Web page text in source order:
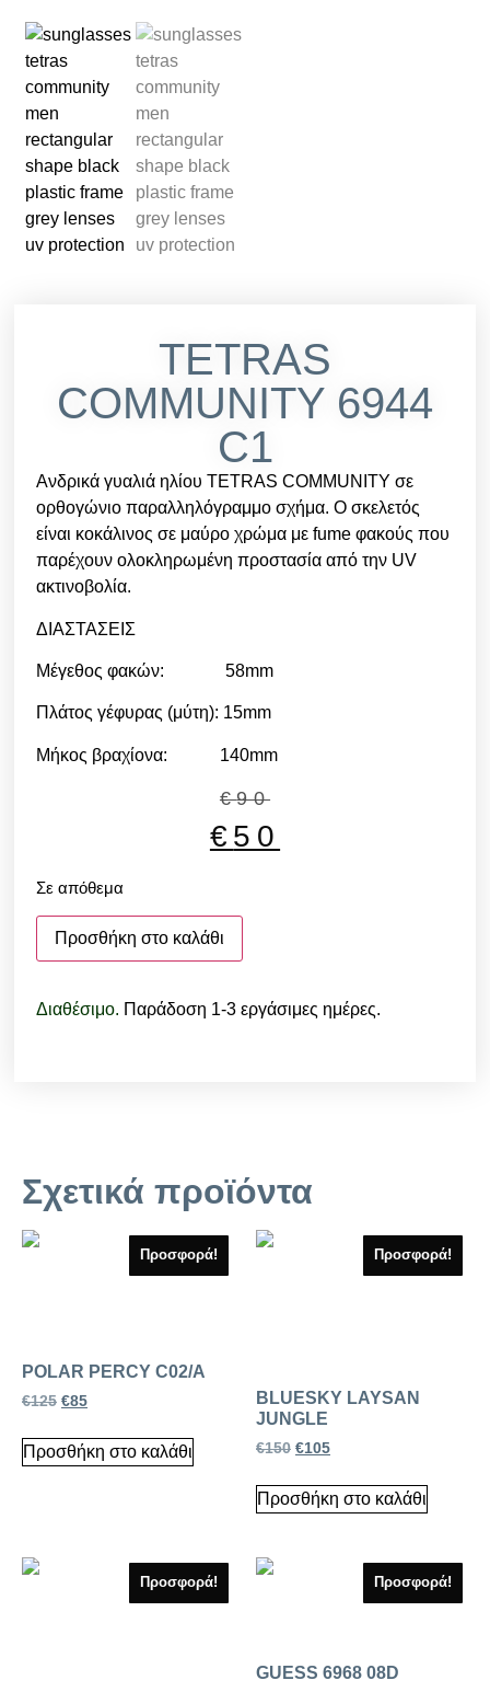
TETRAS
COMMUNITY 6944
C1
Ανδρικά γυαλιά ηλίου TETRAS COMMUNITY σε
ορθογώνιο παραλληλόγραμμο σχήμα. Ο σκελετός
είναι κοκάλινος σε μαύρο χρώμα με fume φακούς που
παρέχουν ολοκληρωμένη προστασία από την UV
ακτινοβολία.
ΔΙΑΣΤΑΣΕΙΣ
Μέγεθος φακών: 58mm
Πλάτος γέφυρας (μύτη): 15mm
Μήκος βραχίονα: 140mm
€90
€ 50
Σε απόθεμα
Προσθήκη στο καλάθι
Διαθέσιμο. Παράδοση 1-3 εργάσιμες ημέρες.
Σχετικά προϊόντα
Προσφορά!
POLAR PERCY C02/A
€125 €85
Προσθήκη στο καλάθι
Προσφορά!
BLUESKY LAYSAN
JUNGLE
€150 €105
Προσθήκη στο καλάθι
Προσφορά! Προσφορά!
GUESS 6968 08D